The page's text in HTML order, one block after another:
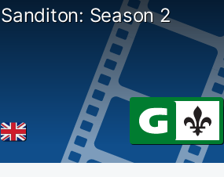
Sanditon: Season 2